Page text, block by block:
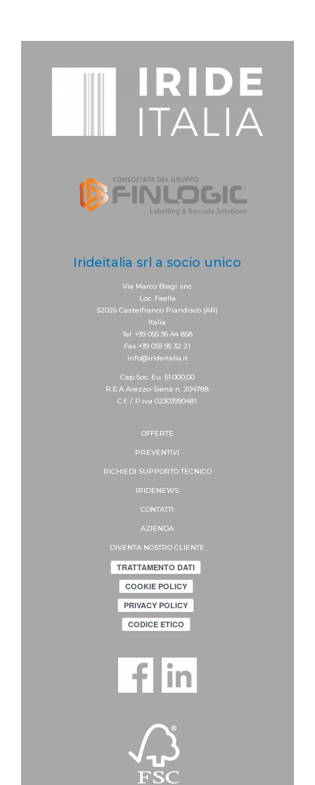
Irideitalia srl a socio unico
Via Marco Biagi snc
Loc. Faella
52026 Castelfranco Piandiscò (AR)
Italia
Tel. +39 055 95 44 858
Fax +39 055 95 32 21
info@irideitalia.it
Cap.Soc. Eu. 51.000,00
R.E.A Arezzo-Siena n. 204788
C.f. / P.iva 02303990481
OFFERTE
PREVENTIVI
RICHIEDI SUPPORTOTECNICO
IRIDENEWS
CONTATTI
AZIENDA
DIVENTA NOSTRO CLIENTE